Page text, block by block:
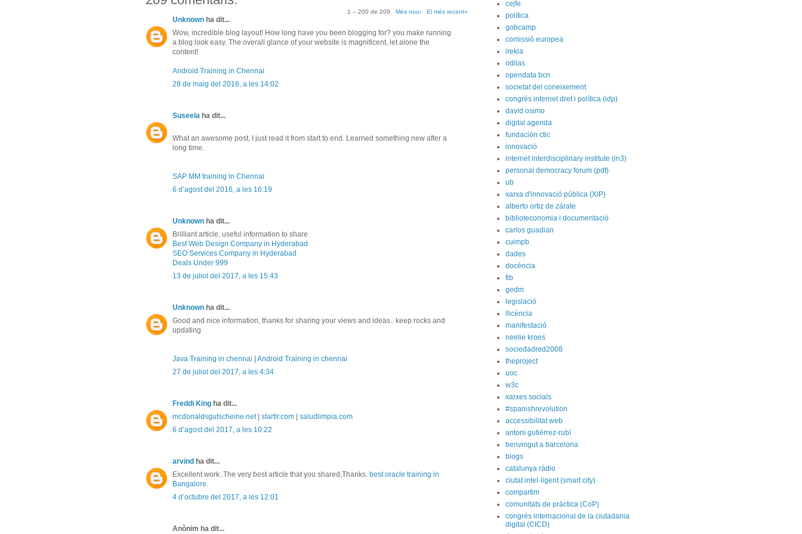
1 – 200 de 209 Més nou› El més recent»
Unknown ha dit...
Wow, incredible blog layout! How long have you been blogging for? you make running
a blog look easy. The overall glance of your website is magnificent, let alone the
content!
Android Training in Chennai
28 de maig del 2016, a les 14:02
Suseela ha dit...
What an awesome post, I just read it from start to end. Learned something new after a
long time.
SAP MM training in Chennai
6 d’agost del 2016, a les 16:19
Unknown ha dit...
Brilliant article, useful information to share
Best Web Design Company in Hyderabad
SEO Services Company in Hyderabad
Deals Under 999
13 de juliol del 2017, a les 15:43
Unknown ha dit...
Good and nice information, thanks for sharing your views and ideas.. keep rocks and
updating
Java Training in chennai | Android Training in chennai
27 de juliol del 2017, a les 4:34
Freddi King ha dit...
mcdonaldsgutscheine.net| startlr.com | saludlimpia.com
6 d’agost del 2017, a les 10:22
arvind ha dit...
Excellent work..The very best article that you shared,Thanks. best oracle training in
Bangalore.
4 d’octubre del 2017, a les 12:01
Anònim ha dit...
cejfe
política
gobcamp
comissió europea
irekia
odilas
opendata bcn
societat del coneixement
congrés internet dret i política (idp)
david osimo
digital agenda
fundación ctic
innovació
internet interdisciplinary institute (in3)
personal democracy forum (pdf)
ub
xarxa d'innovació pública (XiP)
alberto ortiz de zárate
biblioteconomia i documentació
carlos guadian
cuimpb
dades
docència
fib
gedm
legislació
llicència
manifestació
neelie kroes
sociedadred2008
theproject
uoc
w3c
xarxes socials
#spanishrevolution
accessibilitat web
antoni gutiérrez-rubí
benvingut a barcelona
blogs
catalunya ràdio
ciutat intel·ligent (smart city)
compartim
comunitats de pràctica (CoP)
congrés internacional de la ciutadania
digital (CICD)